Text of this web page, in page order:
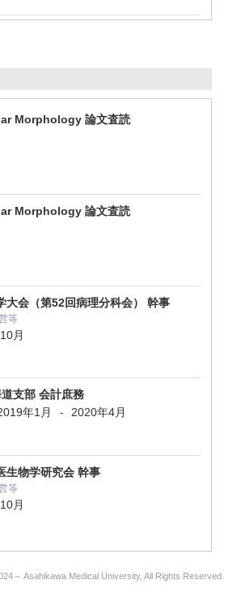
Morphology 論文査読
Morphology 論文査読
大会（第52回病理分科会） 幹事
等
月
支部 会計庶務
年1月 -
2020年4月
生物学研究会 幹事
等
月
～ Asahikawa Medical University, All Rights Reserved.